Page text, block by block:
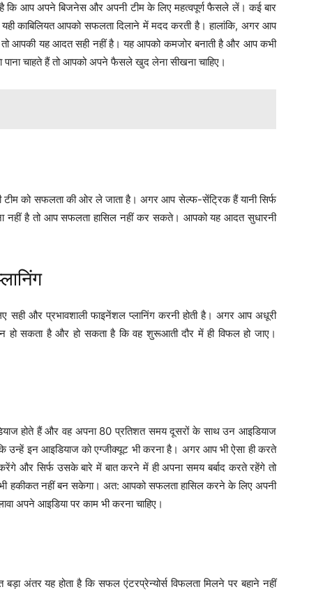
है कि आप अपने बिजनेस और अपनी टीम के लिए महत्वपूर्ण फैसले लें। कई बार
आपको सफलता दिलाने में मदद करती है। हालांकि, अगर आप
आपकी यह आदत सही नहीं है। यह आपको कमजोर बनाती है और आप कभी
चाहते हैं तो आपको अपने फैसले खुद लेना सीखना चाहिए।
टीम को सफलता की ओर ले जाता है। अगर आप सेल्फ-सेंट्रिक हैं यानी सिर्फ
नहीं है तो आप सफलता हासिल नहीं कर सकते। आपको यह आदत सुधारनी
और प्रभावशाली फाइनेंशल प्लानिंग करनी होती है। अगर आप अधूरी
हो सकता है और हो सकता है कि वह शुरूआती दौर में ही विफल हो जाए।
होते हैं और वह अपना 80 प्रतिशत समय दूसरों के साथ उन आइडियाज
इन आइडियाज को एग्जीक्यूट भी करना है। अगर आप भी ऐसा ही करते
और सिर्फ उसके बारे में बात करने में ही अपना समय बर्बाद करते रहेंगे तो
हकीकत नहीं बन सकेगा। अत: आपको सफलता हासिल करने के लिए अपनी
अपने आइडिया पर काम भी करना चाहिए।
अंतर यह होता है कि सफल एंटरप्रेन्योर्स विफलता मिलने पर बहाने नहीं